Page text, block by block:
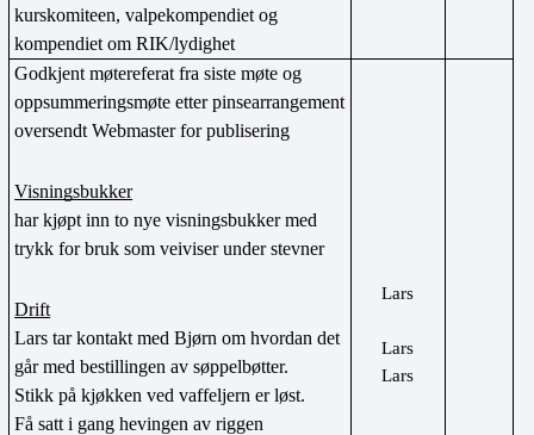
kurskomiteen, valpekompendiet og
kompendiet om RIK/lydighet
Godkjent møtereferat fra siste møte og
oppsummeringsmøte etter pinsearrangement
oversendt Webmaster for publisering
Visningsbukker
har kjøpt inn to nye visningsbukker med
trykk for bruk som veiviser under stevner
Drift
Lars tar kontakt med Bjørn om hvordan det
går med bestillingen av søppelbøtter.
Stikk på kjøkken ved vaffeljern er løst.
Få satt i gang hevingen av riggen
Lars
Lars
Lars